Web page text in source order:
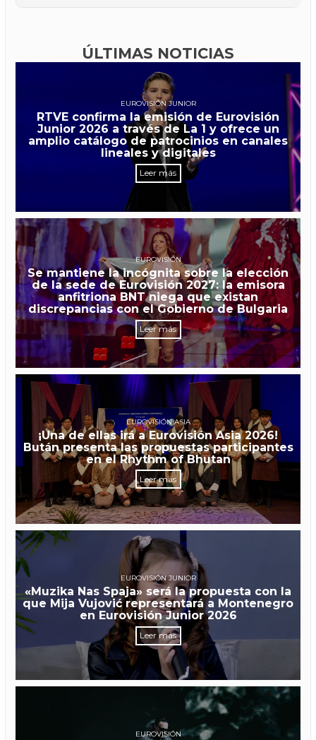
ÚLTIMAS NOTICIAS
EUROVISIÓN JUNIOR
RTVE confirma la emisión de Eurovisión
Junior 2026 a través de La 1 y ofrece un
amplio catálogo de patrocinios en canales
lineales y digitales
Leer más
EUROVISIÓN
Se mantiene la incógnita sobre la elección
de la sede de Eurovisión 2027: la emisora
anfitriona BNT niega que existan
discrepancias con el Gobierno de Bulgaria
Leer más
EUROVISIÓN ASIA
¡Una de ellas irá a Eurovisión Asia 2026!
Bután presenta las propuestas participantes
en el Rhythm of Bhutan
Leer más
EUROVISIÓN JUNIOR
«Muzika Nas Spaja» será la propuesta con la
que Mija Vujović representará a Montenegro
en Eurovisión Junior 2026
Leer más
EUROVISIÓN